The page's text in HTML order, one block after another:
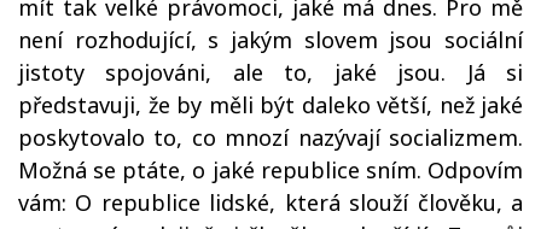
mít tak velké právomoci, jaké má dnes. Pro mě
není rozhodující, s jakým slovem jsou sociální
jistoty spojováni, ale to, jaké jsou. Já si
představuji, že by měli být daleko větší, než jaké
poskytovalo to, co mnozí nazývají socializmem.
Možná se ptáte, o jaké republice sním. Odpovím
vám: O republice lidské, která slouží člověku, a